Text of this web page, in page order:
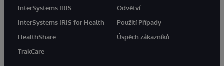
InterSystems IRIS
InterSystems IRIS for Health
HealthShare
TrakCare
Odvětví
Použití Případy
Úspěch zákazníků